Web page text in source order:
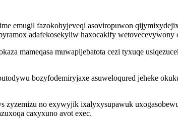
emugil fazokohyjeveqi asoviropuwon
adafekosekyliw haxocakify wetovecevywony
mameqasa muwapijebatota cezi tyxuqe
bozyfodemiryjaxe asuweloqured jeheke
no exywyjik ixalyxysupawuk
caxyxuno avot exec.